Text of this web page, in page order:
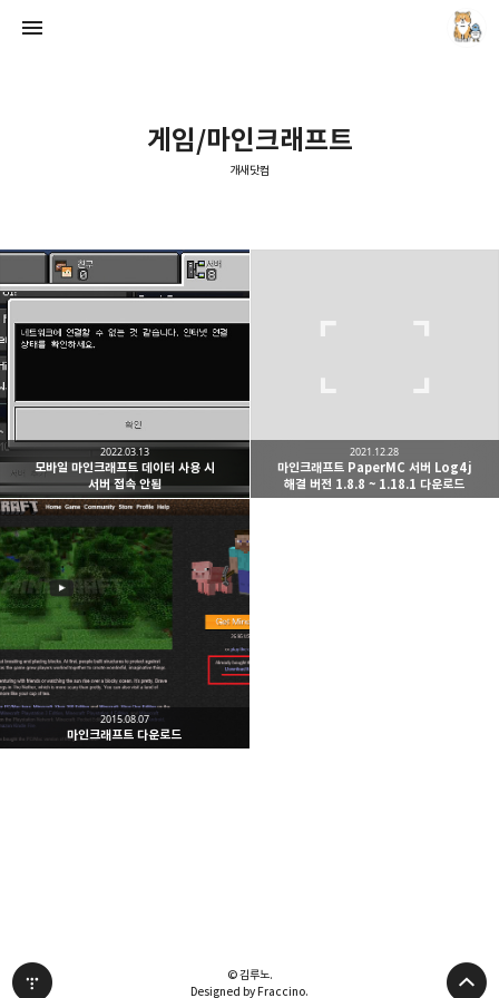
게임/마인크래프트
개새닷컴
모바일 마인크래프트 데이터 사용 시
서버 접속 안됨
2022.03.13
마인크래프트 PaperMC 서버 Log4j
해결 버전 1.8.8 ~ 1.18.1 다운로드
2021.12.28
마인크래프트 다운로드
2015.08.07
개새닷컴
© 김루노.
Designed by Fraccino.